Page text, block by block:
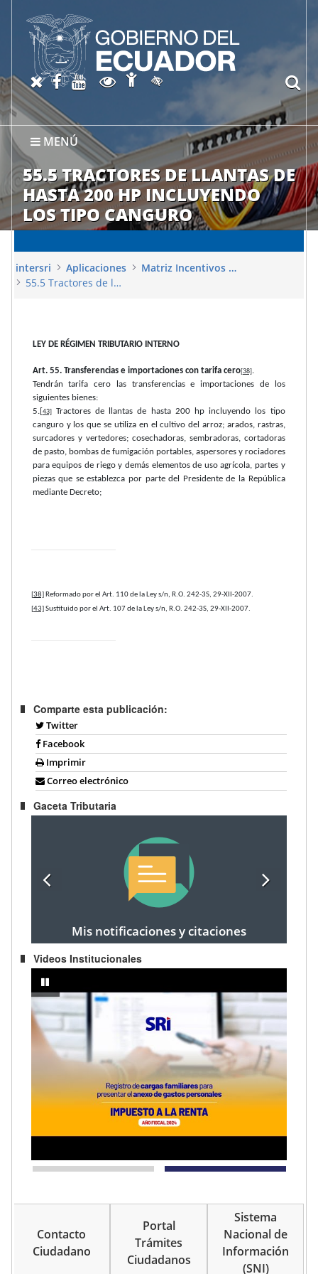
MENÚ
55.5 TRACTORES DE LLANTAS DE
HASTA 200 HP INCLUYENDO
LOS TIPO CANGURO
X oficial del SRI
Facebook oficial SRI
Canal del SRI en YouTube
Abrir página de
Abrir página de
Activar/quitar contraste
intersri Aplicaciones
Matriz Incentivos Beneficios Fiscales
55.5 Tractores de llantas de hasta 200 hp incluyendo los tipo canguro
LEY DE RÉGIMEN TRIBUTARIO INTERNO
Art. 55. Transferencias e importaciones con tarifa cero[38].
Tendrán tarifa cero las transferencias e importaciones de los
siguientes bienes:
5.[43]Tractores de llantas de hasta 200 hp incluyendo los tipo
canguro y los que se utiliza en el cultivo del arroz; arados, rastras,
surcadores y vertedores; cosechadoras, sembradoras, cortadoras
de pasto, bombas de fumigación portables, aspersores y rociadores
para equipos de riego y demás elementos de uso agrícola, partes y
piezas que se establezca por parte del Presidente de la República
mediante Decreto;
[38] Reformado por el Art. 110 de la Ley s/n, R.O. 242-3S, 29-XII-2007.
[43] Sustituido por el Art. 107 de la Ley s/n, R.O. 242-3S, 29-XII-2007.
Comparte esta publicación:
Twitter
Facebook
Imprimir
Correo electrónico
Gaceta Tributaria
Mis notificaciones y citaciones
Videos Institucionales
pausar
Contacto
Ciudadano
Portal
Trámites
Ciudadanos
Sistema
Nacional de
Información
(SNI)